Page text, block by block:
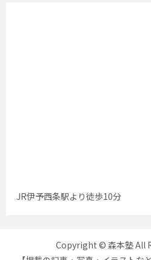
JR伊予西条駅より徒歩10分
Copyright © 森本塾 All